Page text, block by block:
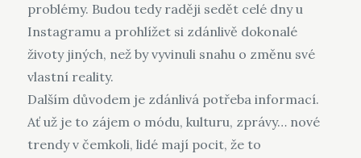
problémy. Budou tedy raději sedět celé dny u
Instagramu a prohlížet si zdánlivě dokonalé
životy jiných, než by vyvinuli snahu o změnu své
vlastní reality.
Dalším důvodem je zdánlivá potřeba informací.
Ať už je to zájem o módu, kulturu, zprávy… nové
trendy v čemkoli, lidé mají pocit, že to